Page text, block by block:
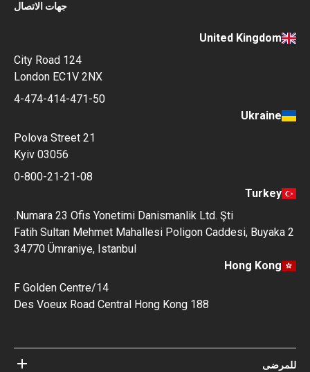
جهات الاتصال
United Kingdom
124 City Road
London EC1V 2NX
4-474-414-471-50
Ukraine
Polova Street 21
Kyiv 03056
0-800-21-21-08
Turkey
Numara 23 Ofis Yonetimi Danismanlik Ltd. Şti.
Fatih Sultan Mehmet Mahallesi Poligon Caddesi, Buyaka 2
34770 Ümraniye, Istanbul
Hong Kong
14/F Golden Centre
188 Des Voeux Road Central Hong Kong
للمرضى